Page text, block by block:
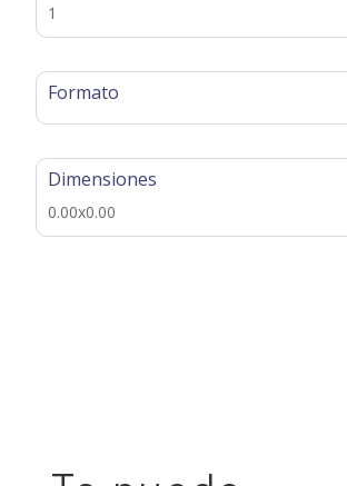
1
Formato
Dimensiones
0.00x0.00